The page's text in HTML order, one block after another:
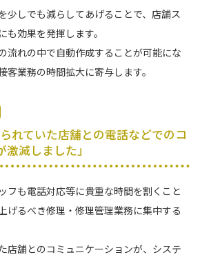
少しでも減らしてあげることで、店舗ス
効果を発揮します。
流れの中で自動作成することが可能にな
客業務の時間拡大に寄与します。
られていた店舗との電話などでのコ
減しました」
フも電話対応等に貴重な時間を割くこと
げるべき修理・修理管理業務に集中する
店舗とのコミュニケーションが、システ